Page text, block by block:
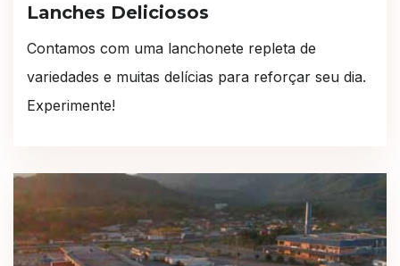
Lanches Deliciosos
Contamos com uma lanchonete repleta de
variedades e muitas delícias para reforçar seu dia.
Experimente!